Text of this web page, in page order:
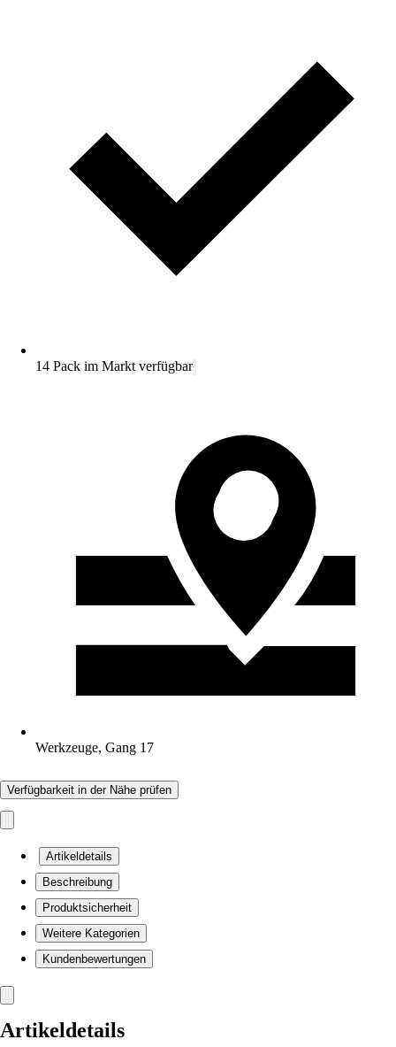
14 Pack im Markt verfügbar
Werkzeuge, Gang 17
Verfügbarkeit in der Nähe prüfen
Artikeldetails
Beschreibung
Produktsicherheit
Weitere Kategorien
Kundenbewertungen
Artikeldetails